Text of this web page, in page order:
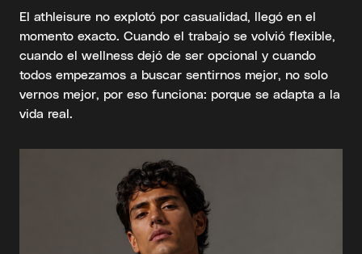
El athleisure no explotó por casualidad, llegó en el
momento exacto. Cuando el trabajo se volvió flexible,
cuando el wellness dejó de ser opcional y cuando
todos empezamos a buscar sentirnos mejor, no solo
vernos mejor, por eso funciona: porque se adapta a la
vida real.